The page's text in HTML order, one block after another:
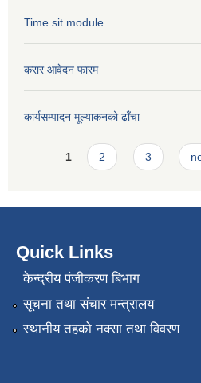
Time sit module
करार आवेदन फारम
कार्यसम्पादन मूल्या‌कनको ढाँचा
Pages
1 2 3
Quick Links
केन्द्रीय पंजीकरण बिभाग
सूचना तथा संचार मन्त्रालय
स्थानीय तहको नक्सा तथा विवरण